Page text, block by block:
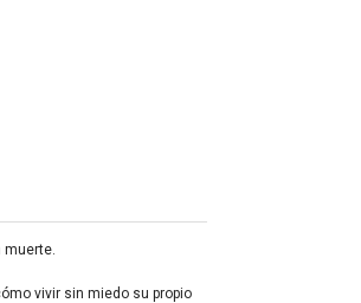
vivir sin miedo su propio